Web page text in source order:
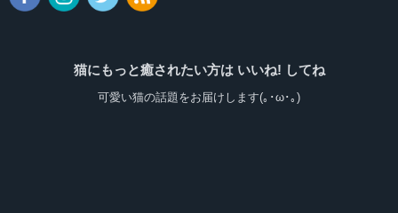
猫にもっと癒されたい方は いいね! してね
可愛い猫の話題をお届けします(｡･ω･｡)